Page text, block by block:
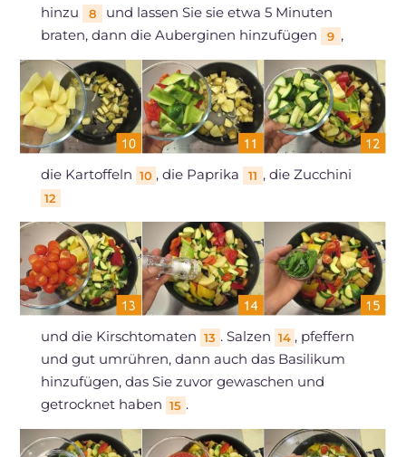
hinzu
8
und lassen Sie sie etwa 5 Minuten
braten, dann die Auberginen hinzufügen
9 ,
die Kartoffeln 10 , die Paprika 11 , die Zucchini
12
und die Kirschtomaten 13 . Salzen 14 , pfeffern
und gut umrühren, dann auch das Basilikum
hinzufügen, das Sie zuvor gewaschen und
getrocknet haben 15 .